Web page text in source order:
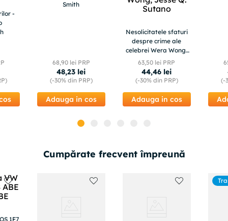
-
Smith
68,90lei PRP
48,23 lei
(-30%din PRP)
Adauga in cos
Nesolicitatele sfaturi
despre crime ale
celebrei Wera Wong,
Jesse Q. Sutano
63,50 lei PRP
44,46 lei
(-30%din PRP)
Adauga in cos
(-
Cumpărate frecvent împreună
1F7